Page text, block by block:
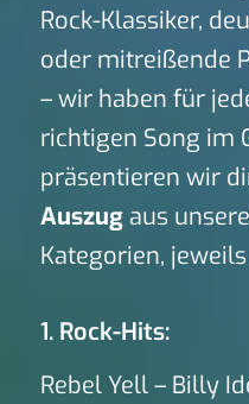
Rock-Klassiker,
oder mitreißende
– wir haben für
richtigen Song im
präsentieren wir
Auszugaus
Kategorien,
1. Rock-Hits:
Rebel Yell – Billy